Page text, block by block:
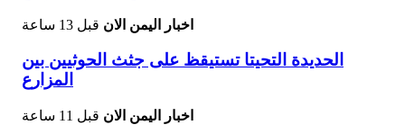
اخبار اليمن الان قبل 13 ساعة
الحديدة التحيتا تستيقظ على جثث الحوثيين بين
المزارع
اخبار اليمن الان قبل 11 ساعة